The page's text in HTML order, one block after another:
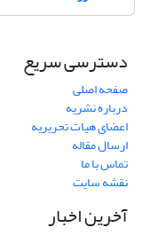
دسترسی سریع
صفحه اصلی
درباره نشریه
اعضای هیات تحریریه
ارسال مقاله
تماس با ما
نقشه سایت
آخرین اخبار